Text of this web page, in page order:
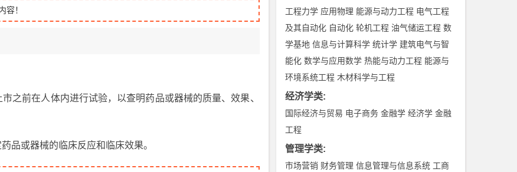
容！
之前在人体内进行试验，以查明药品或器械的质量、效果、
品或器械的临床反应和临床效果。
工程力学 应用物理 能源与动力工程 电气工程
及其自动化 自动化 轮机工程 油气储运工程 数
学基地 信息与计算科学 统计学 建筑电气与智
能化 数学与应用数学 热能与动力工程 能源与
环境系统工程 木材科学与工程
经济学类:
国际经济与贸易 电子商务 金融学 经济学 金融
工程
管理学类:
市场营销 财务管理 信息管理与信息系统 工商